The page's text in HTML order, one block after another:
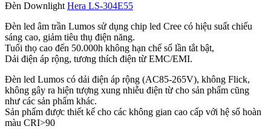
Đèn Downlight Hera LS‑304E55
Đèn led âm trần Lumos sử dụng chip led Cree có hiệu suất chiếu
sáng cao, giảm tiêu thụ điện năng.
Tuổi thọ cao đến 50.000h không hạn chế số lần tắt bật,
Dải điện áp rộng, tương thích điện từ EMC/EMI.
Đèn led Lumos có dải điện áp rộng (AC85-265V), không Flick,
không gây ra hiện tượng xung nhiễu điện từ cho sản phẩm cũng
như các sản phẩm khác.
Sản phẩm được thiết kế cho các không gian cao cấp với hệ số hoàn
màu CRI>90